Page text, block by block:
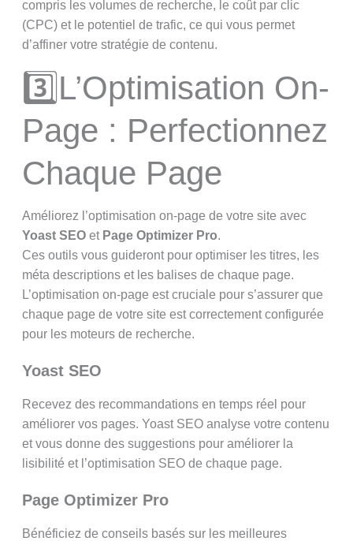
compris les volumes de recherche, le coût par clic
(CPC) et le potentiel de trafic, ce qui vous permet
d’affiner votre stratégie de contenu.
3️⃣L’Optimisation On-
Page : Perfectionnez
Chaque Page
Améliorez l’optimisation on-page de votre site avec
Yoast SEOet Page Optimizer Pro.
Ces outils vous guideront pour optimiser les titres, les
méta descriptions et les balises de chaque page.
L’optimisation on-page est cruciale pour s’assurer que
chaque page de votre site est correctement configurée
pour les moteurs de recherche.
Yoast SEO
Recevez des recommandations en temps réel pour
améliorer vos pages. Yoast SEO analyse votre contenu
et vous donne des suggestions pour améliorer la
lisibilité et l’optimisation SEO de chaque page.
Page Optimizer Pro
Bénéficiez de conseils basés sur les meilleures